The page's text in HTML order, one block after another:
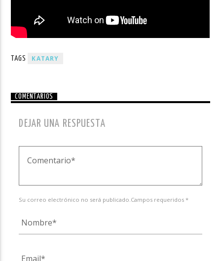
TAGS KATARY
COMENTARIOS
DEJAR UNA RESPUESTA
Su correo electrónico no será publicado.Campos requeridos *